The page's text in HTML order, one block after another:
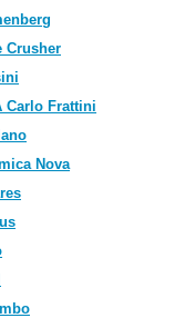
Crusher
Carlo Frattini
Nova